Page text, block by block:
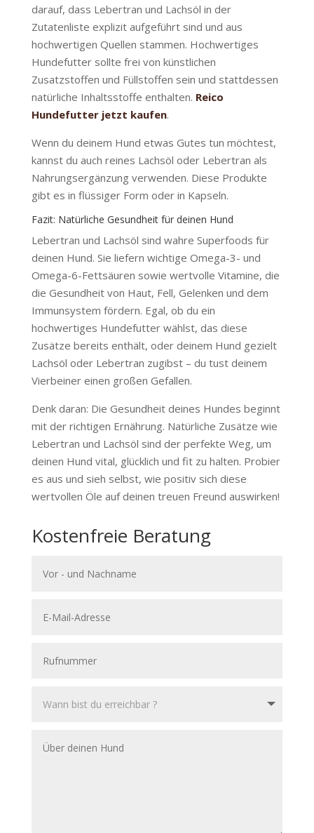
darauf, dass Lebertran und Lachsöl in der
Zutatenliste explizit aufgeführt sind und aus
hochwertigen Quellen stammen. Hochwertiges
Hundefutter sollte frei von künstlichen
Zusatzstoffen und Füllstoffen sein und stattdessen
natürliche Inhaltsstoffe enthalten. Reico
Hundefutter jetzt kaufen.
Wenn du deinem Hund etwas Gutes tun möchtest,
kannst du auch reines Lachsöl oder Lebertran als
Nahrungsergänzung verwenden. Diese Produkte
gibt es in flüssiger Form oder in Kapseln.
Fazit: Natürliche Gesundheit für deinen Hund
Lebertran und Lachsöl sind wahre Superfoods für
deinen Hund. Sie liefern wichtige Omega-3- und
Omega-6-Fettsäuren sowie wertvolle Vitamine, die
die Gesundheit von Haut, Fell, Gelenken und dem
Immunsystem fördern. Egal, ob du ein
hochwertiges Hundefutter wählst, das diese
Zusätze bereits enthält, oder deinem Hund gezielt
Lachsöl oder Lebertran zugibst – du tust deinem
Vierbeiner einen großen Gefallen.
Denk daran: Die Gesundheit deines Hundes beginnt
mit der richtigen Ernährung. Natürliche Zusätze wie
Lebertran und Lachsöl sind der perfekte Weg, um
deinen Hund vital, glücklich und fit zu halten. Probier
es aus und sieh selbst, wie positiv sich diese
wertvollen Öle auf deinen treuen Freund auswirken!
Kostenfreie Beratung